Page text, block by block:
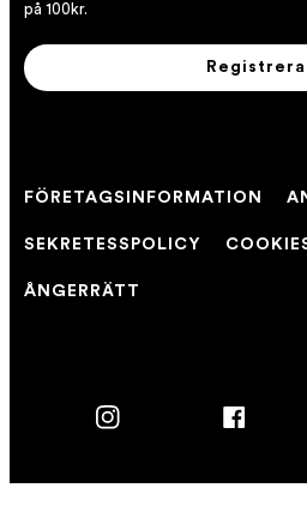
på 100kr.
Registrera
FÖRETAGSINFORMATION
SEKRETESSPOLICY
ÅNGERRÄTT